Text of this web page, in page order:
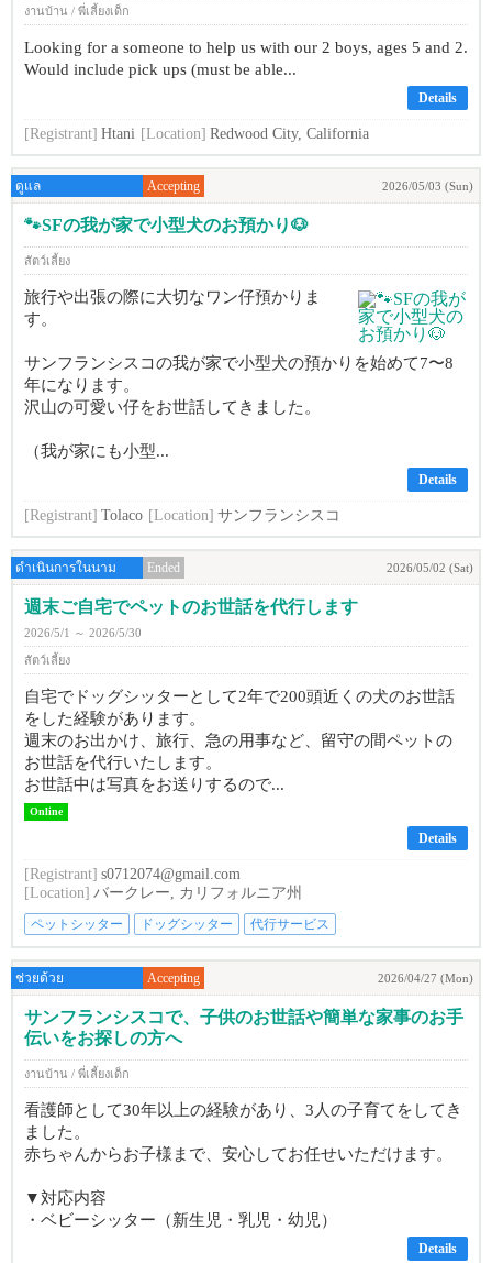
งานบ้าน / พี่เลี้ยงเด็ก
Looking for a someone to help us with our 2 boys, ages 5 and 2.
Would include pick ups (must be able...
Details
[Registrant] Htani [Location] Redwood City, California
ดูแล Accepting 2026/05/03 (Sun)
🐾SFの我が家で小型犬のお預かり🐶
สัตว์เลี้ยง
旅行や出張の際に大切なワン仔預かりま
す。
サンフランシスコの我が家で小型犬の預かりを始めて7〜8
年になります。
沢山の可愛い仔をお世話してきました。
（我が家にも小型...
Details
[Registrant] Tolaco [Location] サンフランシスコ
ดำเนินการในนาม Ended 2026/05/02 (Sat)
週末ご自宅でペットのお世話を代行します
2026/5/1 ～ 2026/5/30
สัตว์เลี้ยง
自宅でドッグシッターとして2年で200頭近くの犬のお世話
をした経験があります。
週末のお出かけ、旅行、急の用事など、留守の間ペットの
お世話を代行いたします。
お世話中は写真をお送りするので...
Online
Details
[Registrant] s0712074@gmail.com
[Location] バークレー, カリフォルニア州
ペットシッター ドッグシッター 代行サービス
ช่วยด้วย Accepting 2026/04/27 (Mon)
サンフランシスコで、子供のお世話や簡単な家事のお手
伝いをお探しの方へ
งานบ้าน / พี่เลี้ยงเด็ก
看護師として30年以上の経験があり、3人の子育てをしてき
ました。
赤ちゃんからお子様まで、安心してお任せいただけます。
▼対応内容
・ベビーシッター（新生児・乳児・幼児）
Details